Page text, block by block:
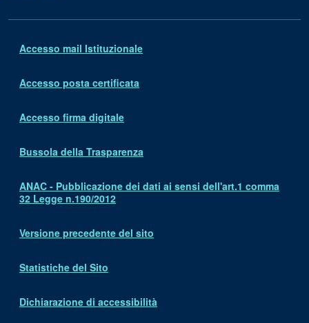
Accesso mail Istituzionale
Accesso posta certificata
Accesso firma digitale
Bussola della Trasparenza
ANAC - Pubblicazione dei dati ai sensi dell'art.1 comma
32 Legge n.190/2012
Versione precedente del sito
Statistiche del Sito
Dichiarazione di accessibilità